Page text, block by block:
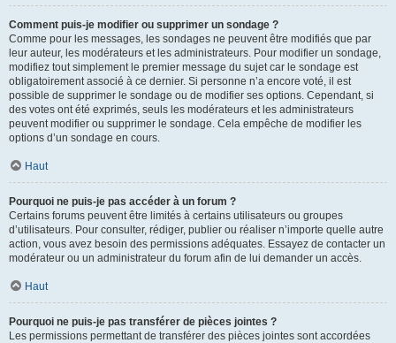
Comment puis-je modifier ou supprimer un sondage ?
Comme pour les messages, les sondages ne peuvent être modifiés que par
leur auteur, les modérateurs et les administrateurs. Pour modifier un sondage,
modifiez tout simplement le premier message du sujet car le sondage est
obligatoirement associé à ce dernier. Si personne n’a encore voté, il est
possible de supprimer le sondage ou de modifier ses options. Cependant, si
des votes ont été exprimés, seuls les modérateurs et les administrateurs
peuvent modifier ou supprimer le sondage. Cela empêche de modifier les
options d’un sondage en cours.
Haut
Pourquoi ne puis-je pas accéder à un forum ?
Certains forums peuvent être limités à certains utilisateurs ou groupes
d’utilisateurs. Pour consulter, rédiger, publier ou réaliser n’importe quelle autre
action, vous avez besoin des permissions adéquates. Essayez de contacter un
modérateur ou un administrateur du forum afin de lui demander un accès.
Haut
Pourquoi ne puis-je pas transférer de pièces jointes ?
Les permissions permettant de transférer des pièces jointes sont accordées